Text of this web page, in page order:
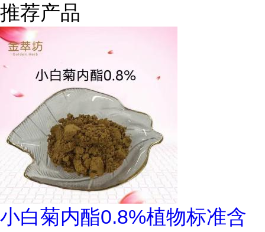
推荐产品
小白菊内酯0.8%植物标准含